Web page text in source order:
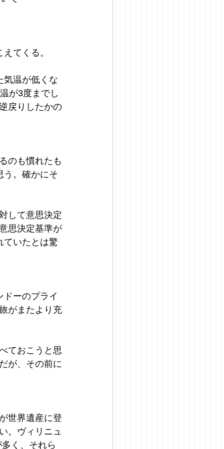
てくる。
気温が低くな
が3度までし
戻りしたかの
のも慣れたも
う。確かにそ
して意思決定
思決定基準が
ていたとは驚
ーのプライ
がまたより充
ておこうと思
が、その前に
世界遺産に登
。ヴィリニュ
く、それら